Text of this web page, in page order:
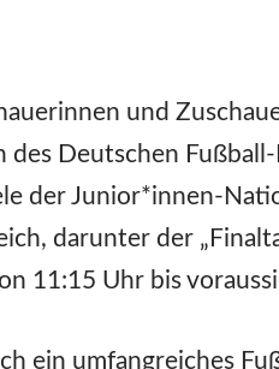
und
Deutschen
der Junior*innen-
darunter der
11:15 Uhr bis
ein umfangreiches